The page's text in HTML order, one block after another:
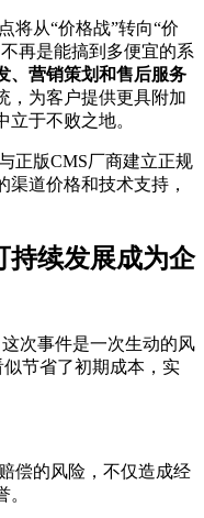
将从“价格战”转向“价
再是能搞到多便宜的系
、营销策划和售后服务
，为客户提供更具附加
于不败之地。
正版CMS厂商建立正规
渠道价格和技术支持，
持续发展成为企
次事件是一次生动的风
节省了初期成本，实
偿的风险，不仅造成经